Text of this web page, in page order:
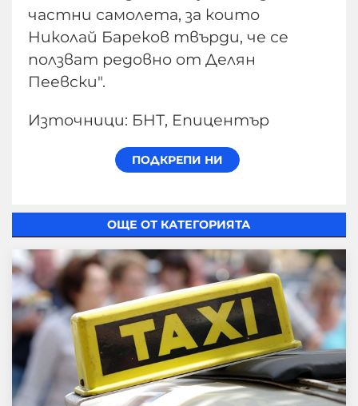
частни самолета, за които
Николай Бареков твърди, че се
ползват редовно от Делян
Пеевски".
Източници: БНТ, Епицентър
ОЩЕ ОТ КАТЕГОРИЯТА